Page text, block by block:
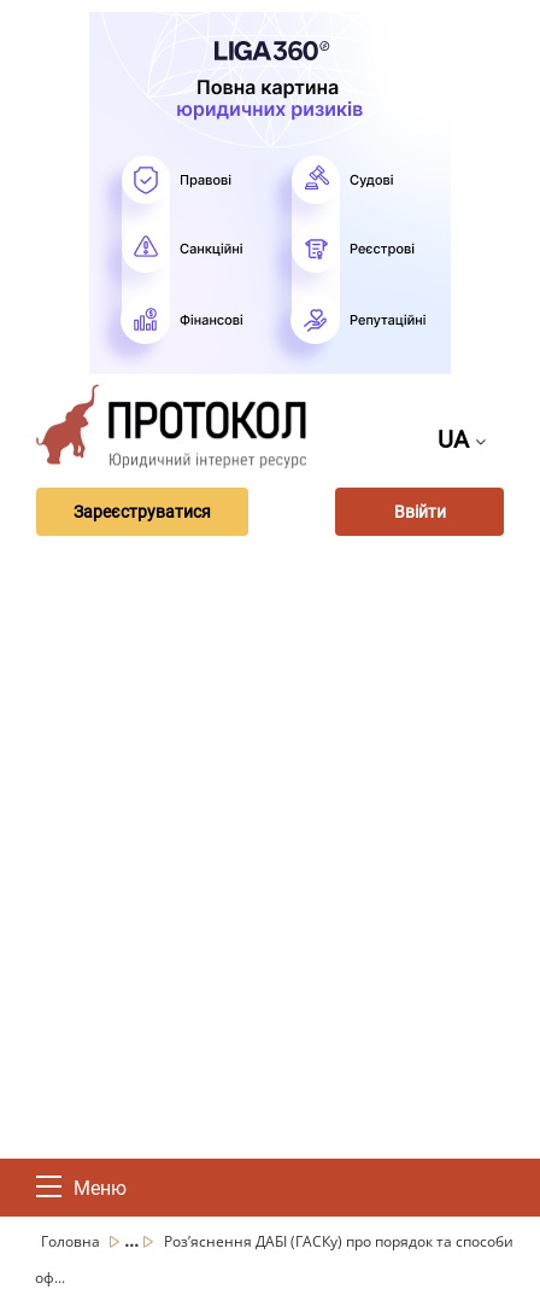
UA
Зареєструватися Ввійти
Меню
Головна ...
Роз’яснення ДАБІ (ГАСКу) про порядок та способи
оф...